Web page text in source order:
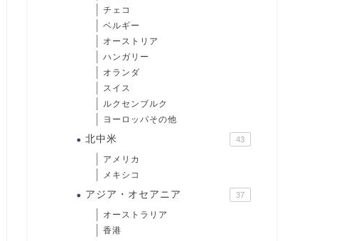
チェコ
ベルギー
オーストリア
ハンガリー
オランダ
スイス
ルクセンブルク
ヨーロッパその他
北中米 43
アメリカ
メキシコ
アジア・オセアニア 37
オーストラリア
香港